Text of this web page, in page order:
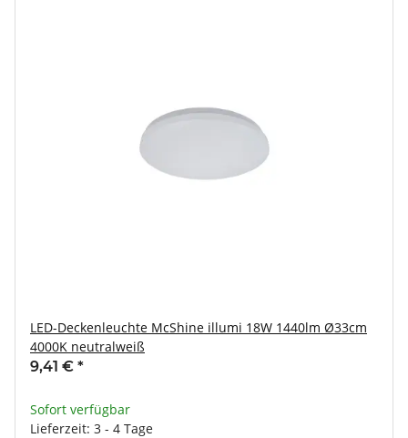
LED-Deckenleuchte McShine illumi 18W 1440lm Ø33cm
4000K neutralweiß
9,41 € *
Sofort verfügbar
Lieferzeit: 3 - 4 Tage